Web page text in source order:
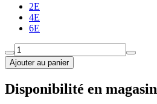
2E
4E
6E
Ajouter au panier
Disponibilité en magasin